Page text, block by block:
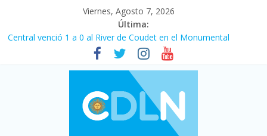
Viernes, Agosto 7, 2026
Última:
Central venció 1 a 0 al River de Coudet en el Monumental
La morosidad alcanzó su nivel más alto en dos décadas y ya
afecta a 400 mil deudores en Santa Fe
Desde que asumió Milei cerraron 41.000 kioscos: el sector
denuncia crisis como en 2001
Vacaciones de invierno con más movimiento y consumo
turístico: 4,6 millones de personas viajaron por el país, un 5,9%